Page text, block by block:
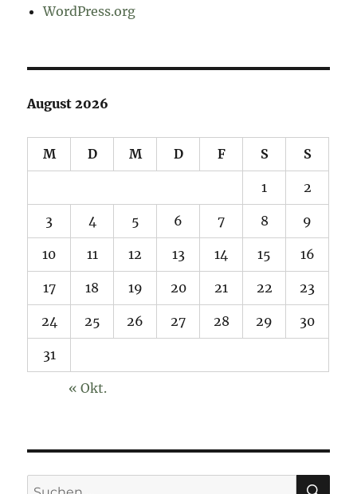
WordPress.org
August 2026
M D M D F S S
1 2
3 4 5 6 7 8 9
10 11 12 13 14 15 16
17 18 19 20 21 22 23
24 25 26 27 28 29 30
31
« Okt.
Suchen